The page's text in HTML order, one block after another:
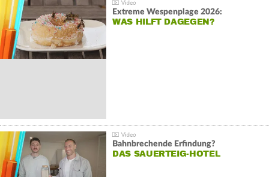
Extreme Wespenplage 2026:
WAS HILFT DAGEGEN?
Bahnbrechende Erfindung?
DAS SAUERTEIG-HOTEL